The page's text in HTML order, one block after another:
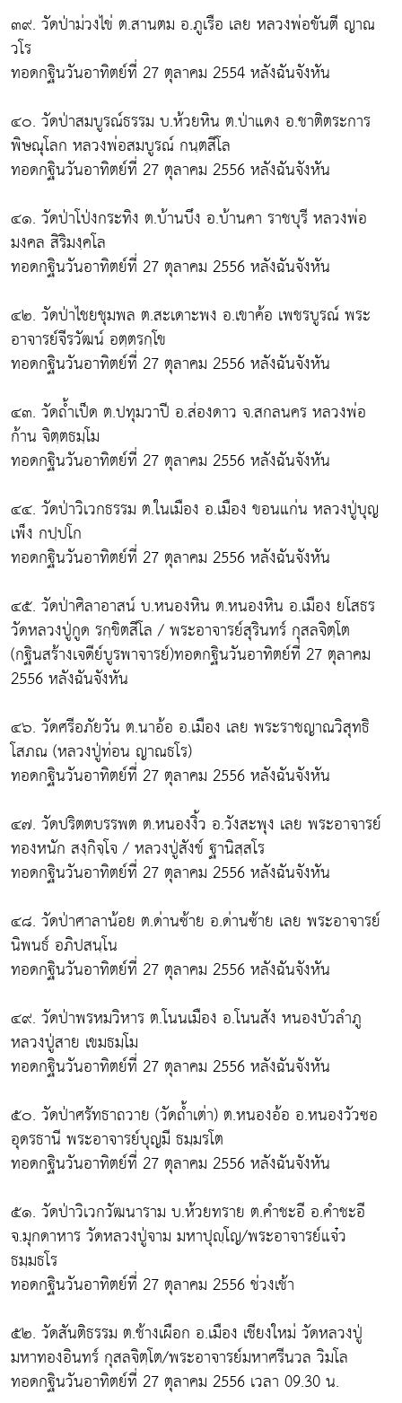
๓๙. วัดป่าม่วงไข่ ต.สานตม อ.ภูเรือ เลย หลวงพ่อขันตี ญาณ
วโร
ทอดกฐินวันอาทิตย์ที่ 27 ตุลาคม 2554 หลังฉันจังหัน
๔๐. วัดป่าสมบูรณ์ธรรม บ.ห้วยหิน ต.ป่าแดง อ.ชาติตระการ
พิษณุโลก หลวงพ่อสมบูรณ์ กนฺตสีโล
ทอดกฐินวันอาทิตย์ที่ 27 ตุลาคม 2556 หลังฉันจังหัน
๔๑. วัดป่าโป่งกระทิง ต.บ้านบึง อ.บ้านคา ราชบุรี หลวงพ่อ
มงคล สิริมงฺคโล
ทอดกฐินวันอาทิตย์ที่ 27 ตุลาคม 2556 หลังฉันจังหัน
๔๒. วัดป่าไชยชุมพล ต.สะเดาะพง อ.เขาค้อ เพชรบูรณ์ พระ
อาจารย์จีรวัฒน์ อตฺตรกฺโข
ทอดกฐินวันอาทิตย์ที่ 27 ตุลาคม 2556 หลังฉันจังหัน
๔๓. วัดถ้ำเป็ด ต.ปทุมวาปี อ.ส่องดาว จ.สกลนคร หลวงพ่อ
ก้าน จิตฺตธมฺโม
ทอดกฐินวันอาทิตย์ที่ 27 ตุลาคม 2556 หลังฉันจังหัน
๔๔. วัดป่าวิเวกธรรม ต.ในเมือง อ.เมือง ขอนแก่น หลวงปู่บุญ
เพ็ง กปฺปโก
ทอดกฐินวันอาทิตย์ที่ 27 ตุลาคม 2556 หลังฉันจังหัน
๔๕. วัดป่าศิลาอาสน์ บ.หนองหิน ต.หนองหิน อ.เมือง ยโสธร
วัดหลวงปู่กูด รกฺขิตสีโล / พระอาจารย์สุรินทร์ กุสลจิตฺโต
(กฐินสร้างเจดีย์บูรพาจารย์)ทอดกฐินวันอาทิตย์ที่ 27 ตุลาคม
2556 หลังฉันจังหัน
๔๖. วัดศรีอภัยวัน ต.นาอ้อ อ.เมือง เลย พระราชญาณวิสุทธิ
โสภณ (หลวงปู่ท่อน ญาณธโร)
ทอดกฐินวันอาทิตย์ที่ 27 ตุลาคม 2556 หลังฉันจังหัน
๔๗. วัดปริตตบรรพต ต.หนองงิ้ว อ.วังสะพุง เลย พระอาจารย์
ทองหนัก สงฺกิจฺโจ / หลวงปู่สังข์ ฐานิสฺสโร
ทอดกฐินวันอาทิตย์ที่ 27 ตุลาคม 2556 หลังฉันจังหัน
๔๘. วัดป่าศาลาน้อย ต.ด่านซ้าย อ.ด่านซ้าย เลย พระอาจารย์
นิพนธ์ อภิปสนฺโน
ทอดกฐินวันอาทิตย์ที่ 27 ตุลาคม 2556 หลังฉันจังหัน
๔๙. วัดป่าพรหมวิหาร ต.โนนเมือง อ.โนนสัง หนองบัวลำภู
หลวงปู่สาย เขมธมฺโม
ทอดกฐินวันอาทิตย์ที่ 27 ตุลาคม 2556 หลังฉันจังหัน
๕๐. วัดป่าศรัทธาถวาย (วัดถ้ำเต่า) ต.หนองอ้อ อ.หนองวัวซอ
อุดรธานี พระอาจารย์บุญมี ธมฺมรโต
ทอดกฐินวันอาทิตย์ที่ 27 ตุลาคม 2556 หลังฉันจังหัน
๕๑. วัดป่าวิเวกวัฒนาราม บ.ห้วยทราย ต.คำชะอี อ.คำชะอี
จ.มุกดาหาร วัดหลวงปู่จาม มหาปุญฺโญ/พระอาจารย์แจ๋ว
ธมฺมธโร
ทอดกฐินวันอาทิตย์ที่ 27 ตุลาคม 2556 ช่วงเช้า
๕๒. วัดสันติธรรม ต.ช้างเผือก อ.เมือง เชียงใหม่ วัดหลวงปู่
มหาทองอินทร์ กุสลจิตฺโต/พระอาจารย์มหาศรีนวล วิมโล
ทอดกฐินวันอาทิตย์ที่ 27 ตุลาคม 2556 เวลา 09.30 น.